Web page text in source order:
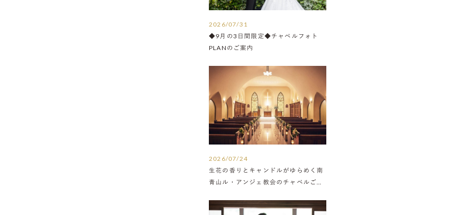
2026/07/31
◆9月の3日間限定◆チャペルフォト
PLANのご案内
2026/07/24
生花の香りとキャンドルがゆらめく南
青山ル・アンジェ教会のチャペルご紹